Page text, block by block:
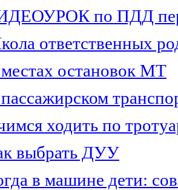
по ПДД
ответственных
остановок МТ
ходить по
выбрать ДУУ
в машине дети: